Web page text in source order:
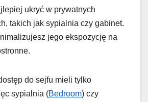
ukryć w prywatnych
takich jak sypialnia czy gabinet.
jego ekspozycję na
do sejfu mieli tylko
sypialnia (Bedroom) czy